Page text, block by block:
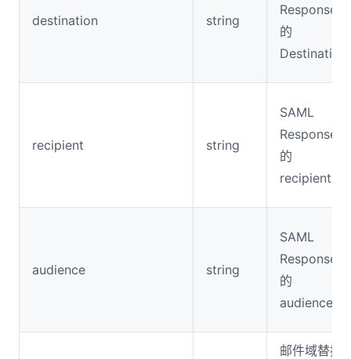
destination string
Response
的
Destination
recipient string
SAML
Response
的
recipient。
audience string
SAML
Response
的
audience。
邮件域替换